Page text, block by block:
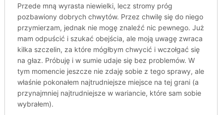
Przede mną wyrasta niewielki, lecz stromy próg
pozbawiony dobrych chwytów. Przez chwilę się do niego
przymierzam, jednak nie mogę znaleźć nic pewnego. Już
mam odpuścić i szukać obejścia, ale moją uwagę zwraca
kilka szczelin, za które mógłbym chwycić i wczołgać się
na głaz. Próbuję i w sumie udaje się bez problemów. W
tym momencie jeszcze nie zdaję sobie z tego sprawy, ale
właśnie pokonałem najtrudniejsze miejsce na tej grani (a
przynajmniej najtrudniejsze w wariancie, które sam sobie
wybrałem).